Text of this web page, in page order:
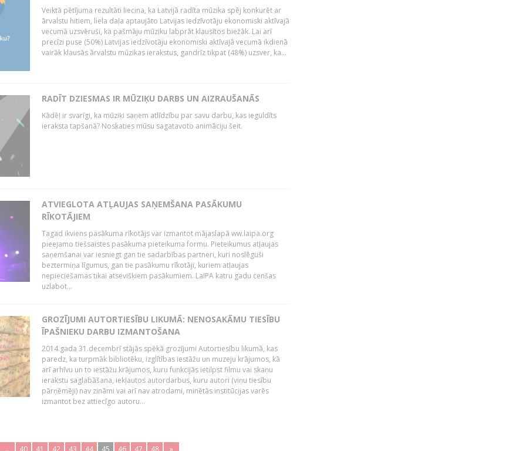
Veiktā pētījuma rezultāti liecina, ka Latvijā radīta mūzika spēj konkurēt ar
ārvalstu hitiem, liela daļa aptaujāto Latvijas iedzīvotāju ekonomiski aktīvajā
vecumā uzsvēruši, ka pašmāju mūziku labprāt klausītos biežāk. Lai arī
precīzi puse (50%) Latvijas iedzīvotāju ekonomiski aktīvajā vecumā ikdienā
vairāk klausās ārvalstu mūzikas ierakstus, gandrīz tikpat (48%) uzsver, ka...
RADĪT DZIESMAS IR MŪZIĶU DARBS UN AIZRAUŠANĀS
Kādēļ ir svarīgi, ka mūziķi saņem atlīdzību par savu darbu, kas ieguldīts
ieraksta tapšanā? Noskaties mūsu sagatavoto animāciju šeit.
ATVIEGLOTA ATĻAUJAS SAŅEMŠANA PASĀKUMU
RĪKOTĀJIEM
Tagad ikviens pasākuma rīkotājs var izmantot mājaslapā ww.laipa.org
pieejamo tiešsaistes pasākuma pieteikuma formu. Pieteikumus atļaujas
saņemšanai var iesniegt gan tie sadarbības partneri, kuri noslēguši
beztermiņa līgumus, gan tie pasākumu rīkotāji, kuriem atļaujas
nepieciešamas tikai atsevišķiem pasākumiem. LaIPA katru gadu cenšas
uzlabot...
GROZĪJUMI AUTORTIESĪBU LIKUMĀ: NENOSAKĀMU TIESĪBU
ĪPAŠNIEKU DARBU IZMANTOŠANA
2014.gada 31.decembrī stājās spēkā grozījumi Autortiesību likumā, kas
paredz, ka turpmāk bibliotēku, izglītības iestāžu un muzeju krājumos, kā
arī arhīvu un to iestāžu krājumos, kuru funkcijās ietilpst filmu vai skaņu
ierakstu saglabāšana, iekļautos autordarbus, kuru autori (viņu tiesību
pārņēmēji) nav zināmi vai arī nav atrodami, minētās institūcijas varēs
izmantot bez attiecīgo autoru...
.. 40 41 42 43 44 45 46 47 48 »